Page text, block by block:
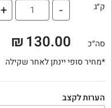
ק״ג -
+
סה״כ 130.00
₪
*מחיר סופי יינתן לאחר שקילה
הערות לקצב